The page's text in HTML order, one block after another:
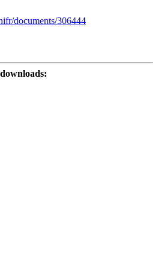
documents/306444